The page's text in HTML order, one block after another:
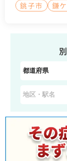
銚子市
鎌